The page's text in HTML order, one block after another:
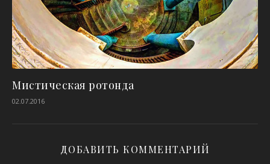
Мистическая ротонда
02.07.2016
ДОБАВИТЬ КОММЕНТАРИЙ